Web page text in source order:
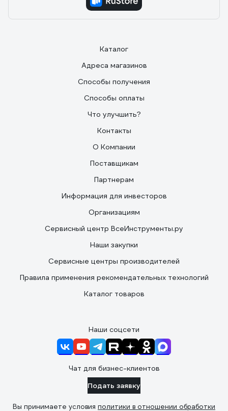
Каталог
Адреса магазинов
Способы получения
Способы оплаты
Что улучшить?
Контакты
О Компании
Поставщикам
Партнерам
Информация для инвесторов
Организациям
Сервисный центр ВсеИнструменты.ру
Наши закупки
Сервисные центры производителей
Правила применения рекомендательных технологий
Каталог товаров
Наши соцсети
Чат для бизнес-клиентов
Подать заявку
Вы принимаете условия политики в отношении обработки